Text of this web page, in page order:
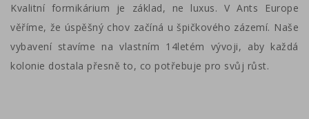
Kvalitní formikárium je základ, ne luxus. V Ants Europe
věříme, že úspěšný chov začíná u špičkového zázemí. Naše
vybavení stavíme na vlastním 14letém vývoji, aby každá
kolonie dostala přesně to, co potřebuje pro svůj růst.